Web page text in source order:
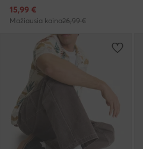
Dabartinė kaina
15,99 €
Mažiausia kaina26,99 €